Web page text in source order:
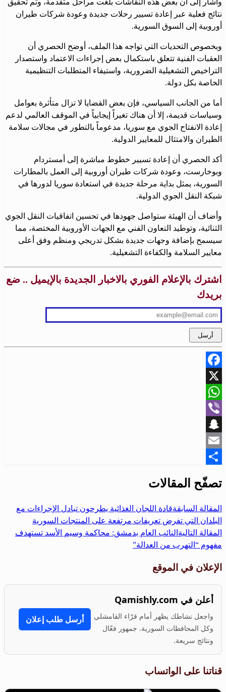
نتائج فعلية عبر إعادة تسيير رحلات جديدة وعودة شركات طيران
أوروبية إلى السوق السورية.
وبخصوص التحديات التي تواجه هذا الملف، أوضح الحصري أن
العقبات الفنية تتعلق باستكمال بعض إجراءات الاعتماد واستصدار
التراخيص التشغيلية الضرورية، واستيفاء المتطلبات التنظيمية
الخاصة بكل دولة.
أما من الجانب السياسي، فإن بعض القضايا لا تزال متأثرة بعوامل
وسياسات قديمة، إلا أن هناك تغيراً إيجابياً في الموقف العالمي لدعم
إعادة الانفتاح الجوي مع سوريا، مدعوماً بالتطور في مجالات سلامة
الطيران والامتثال للمعايير الدولية.
أكد الحصري أن إعادة تسيير خطوط مباشرة إلى أمستردام
وبوخارست، وعودة شركات طيران أوروبية إلى العمل بالمطارات
السورية، يمثل بداية مرحلة جديدة في استعادة سوريا لدورها في
شبكة النقل الجوي الدولية.
وأضاف أن الهيئة ستواصل جهودها في تحسين اتفاقيات النقل الجوي
الثنائية، وتوطيد التعاون الفني مع الجهات الأوروبية المختصة، مما
سيسمح بإضافة وجهات جديدة بشكل تدريجي ومنظم وفق أعلى
معايير السلامة والكفاءة التشغيلية.
اشترك بالإعلام الفوري بالاخبار الجديدة بالإيميل .. ضع
بريدك
Facebook
X
WhatsApp
Viber
Snapchat
Email
تصفّح المقالات
المقالة السابقةقادة اللجان الغذائية يطرحون تبادل الإجراءات مع
البلدان التي تفرض تعريفات مرتفعة على المنتجات السورية
المقالة التالية النائب العام بدمشق: محاكمة وسيم الأسد تستهدف
مفهوم “التهرب من العدالة”
الإعلان في الموقع
أعلن في Qamishly.com
واجعل نشاطك يظهر أمام قرّاء القامشلي
وكل المحافظات السورية. جمهور فعّال
ونتائج سريعة.
أرسل طلب إعلان
قناتنا على الواتساب